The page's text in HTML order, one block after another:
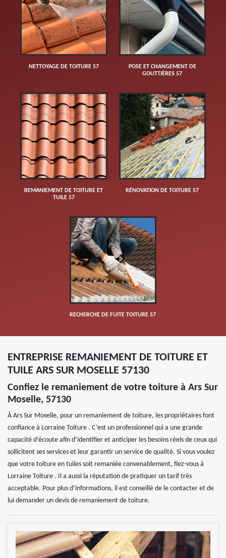
NETTOYAGE DE TOITURE 57
POSE ET CHANGEMENT DE
GOUTTIÈRES 57
REMANIEMENT DE TOITURE ET
TUILE 57
RÉNOVATION DE TOITURE 57
RECHERCHE DE FUITE TOITURE 57
ENTREPRISE REMANIEMENT DE TOITURE ET
TUILE ARS SUR MOSELLE 57130
Confiez le remaniement de votre toiture à Ars Sur
Moselle, 57130
À Ars Sur Moselle, pour un remaniement de toiture, les propriétaires font
confiance à Lorraine Toiture . C’est un professionnel qui a une grande
capacité d’écoute afin d’identifier et anticiper les besoins réels de ceux qui
sollicitent ses services et leur garantir un service de qualité. Si vous voulez
que votre toiture en tuiles soit remaniée convenablement, fiez-vous à
Lorraine Toiture . Il a aussi la réputation de pratiquer un tarif très
acceptable. Pour plus d’informations, il est conseillé de le contacter et de
lui demander un devis de remaniement de toiture.